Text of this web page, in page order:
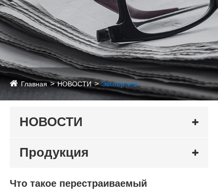
Главная НОВОСТИ Экспертиза
НОВОСТИ
Продукция
Что такое перестраиваемый